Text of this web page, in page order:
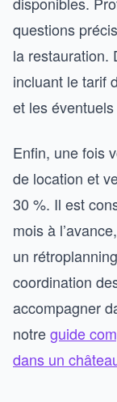
questions
la restauration.
incluant le tarif
et les
Enfin, une fois
de location et
30 %. Il est
mois à
un
coordination
accompagner
notreguide
dans un